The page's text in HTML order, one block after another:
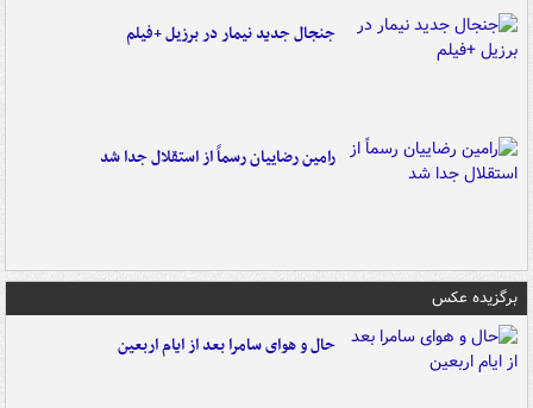
جنجال جدید نیمار در برزیل +فیلم
رامین رضاییان رسماً از استقلال جدا شد
برگزیده عکس
حال و هوای سامرا بعد از ایام اربعین